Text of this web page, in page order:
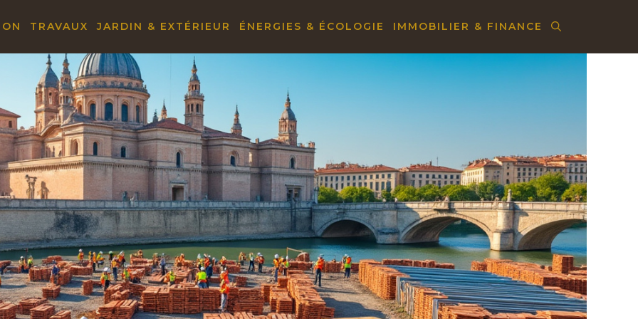
TRAVAUX JARDIN & EXTÉRIEUR ÉNERGIES & ÉCOLOGIE IMMOBILIER & FINANCE